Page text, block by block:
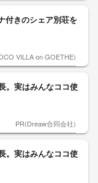
付きのシェア別荘を
VILLA on GOETHE)
。実はみんなココ使
PR(Dreaw合同会社)
。実はみんなココ使